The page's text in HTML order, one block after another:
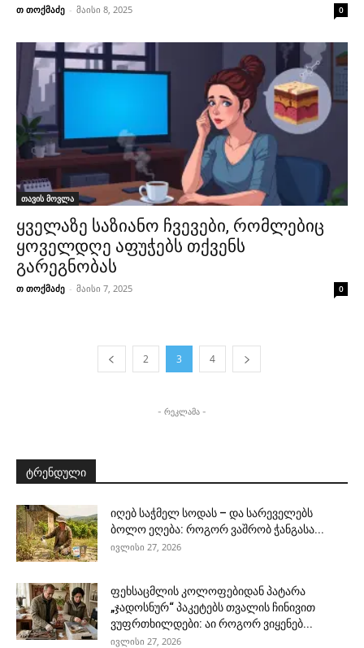
თ თოქმაძე - მაისი 8, 2025 0
თავის მოვლა
ყველაზე საზიანო ჩვევები, რომლებიც
ყოველდღე აფუჭებს თქვენს
გარეგნობას
თ თოქმაძე - მაისი 7, 2025 0
2 3 4
- რეკლამა -
ტრენდული
იღებ საჭმელ სოდას – და სარეველებს
ბოლო ეღება: როგორ ვაშრობ ჭანგასა...
ივლისი 27, 2026
ფეხსაცმლის კოლოფებიდან პატარა
„ჯადოსნურ“ პაკეტებს თვალის ჩინივით
ვუფრთხილდები: აი როგორ ვიყენებ...
ივლისი 27, 2026